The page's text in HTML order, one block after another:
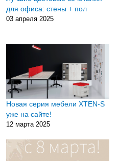
для офиса: стены + пол
03 апреля 2025
Новая серия мебели XTEN-S
уже на сайте!
12 марта 2025